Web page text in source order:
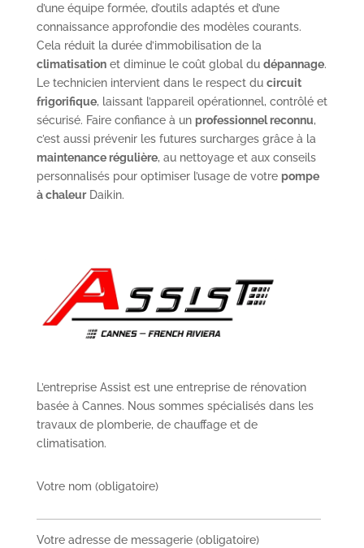
d’une équipe formée, d’outils adaptés et d’une
connaissance approfondie des modèles courants.
Cela réduit la durée d’immobilisation de la
climatisationet diminue le coût global du dépannage.
Le technicien intervient dans le respect du circuit
frigorifique, laissant l’appareil opérationnel, contrôlé et
sécurisé. Faire confiance à un professionnel reconnu,
c’est aussi prévenir les futures surcharges grâce à la
maintenance régulière, au nettoyage et aux conseils
personnalisés pour optimiser l’usage de votre pompe
à chaleurDaikin.
L’entreprise Assist est une entreprise de rénovation
basée à Cannes. Nous sommes spécialisés dans les
travaux de plomberie, de chauffage et de
climatisation.
Votre nom (obligatoire)
Votre adresse de messagerie (obligatoire)